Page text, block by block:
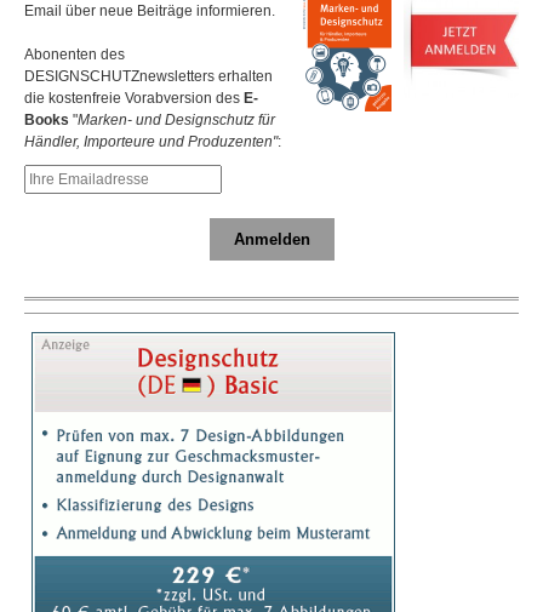
Email über neue Beiträge informieren.
Abonenten des
DESIGNSCHUTZnewsletters erhalten
die kostenfreie Vorabversion des E-
Books "Marken- und Designschutz für
Händler, Importeure und Produzenten":
Anmelden